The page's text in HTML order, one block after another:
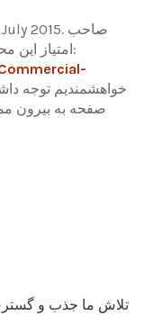
امتیاز این محتوا انتشار آن را با مجوز زیر بی‌مانع می‌داند:
خواهشمندیم توجه
صفحه به بیرون
تلاش ما جذب و